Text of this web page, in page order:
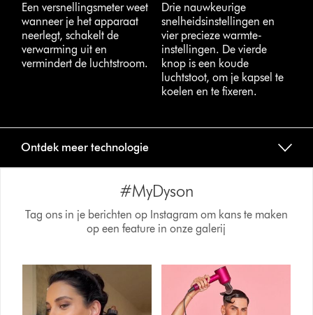
Een versnellingsmeter weet
wanneer je het apparaat
neerlegt, schakelt de
verwarming uit en
vermindert de luchtstroom.
Drie nauwkeurige
snelheidsinstellingen en
vier precieze warmte-
instellingen. De vierde
knop is een koude
luchtstoot, om je kapsel te
koelen en te fixeren.
Ontdek meer technologie
#MyDyson
Tag ons in je berichten op Instagram om kans te maken
op een feature in onze galerij